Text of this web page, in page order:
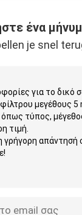
ένα
je snel
καλύτερη
υλικό
και λευκό